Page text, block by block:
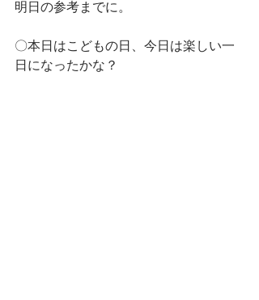
明日の参考までに。
〇本日はこどもの日、今日は楽しい一
日になったかな？